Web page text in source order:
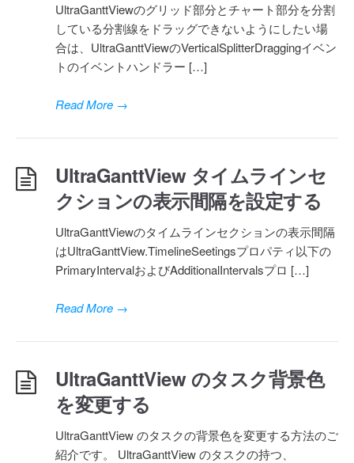
UltraGanttViewのグリッド部分とチャート部分を分割
している分割線をドラッグできないようにしたい場
合は、UltraGanttViewのVerticalSplitterDraggingイベン
トのイベントハンドラー […]
Read More →
UltraGanttView タイムラインセ
クションの表示間隔を設定する
UltraGanttViewのタイムラインセクションの表示間隔
はUltraGanttView.TimelineSeetingsプロパティ以下の
PrimaryIntervalおよびAdditionalIntervalsプロ […]
Read More →
UltraGanttView のタスク背景色
を変更する
UltraGanttView のタスクの背景色を変更する方法のご
紹介です。 UltraGanttView のタスクの持つ、